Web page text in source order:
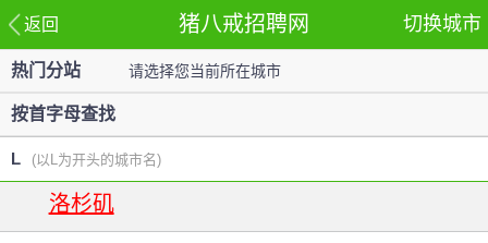
返回 切换城市
猪八戒招聘网
热门分站 请选择您当前所在城市
按首字母查找
L (以L为开头的城市名)
洛杉矶